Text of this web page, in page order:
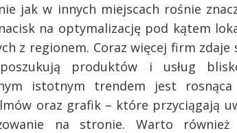
jak w innych miejscach rośnie
na optymalizację pod kątem
z regionem. Coraz więcej firm
produktów i usług
istotnym trendem jest
oraz grafik – które przyciągają
na stronie. Warto